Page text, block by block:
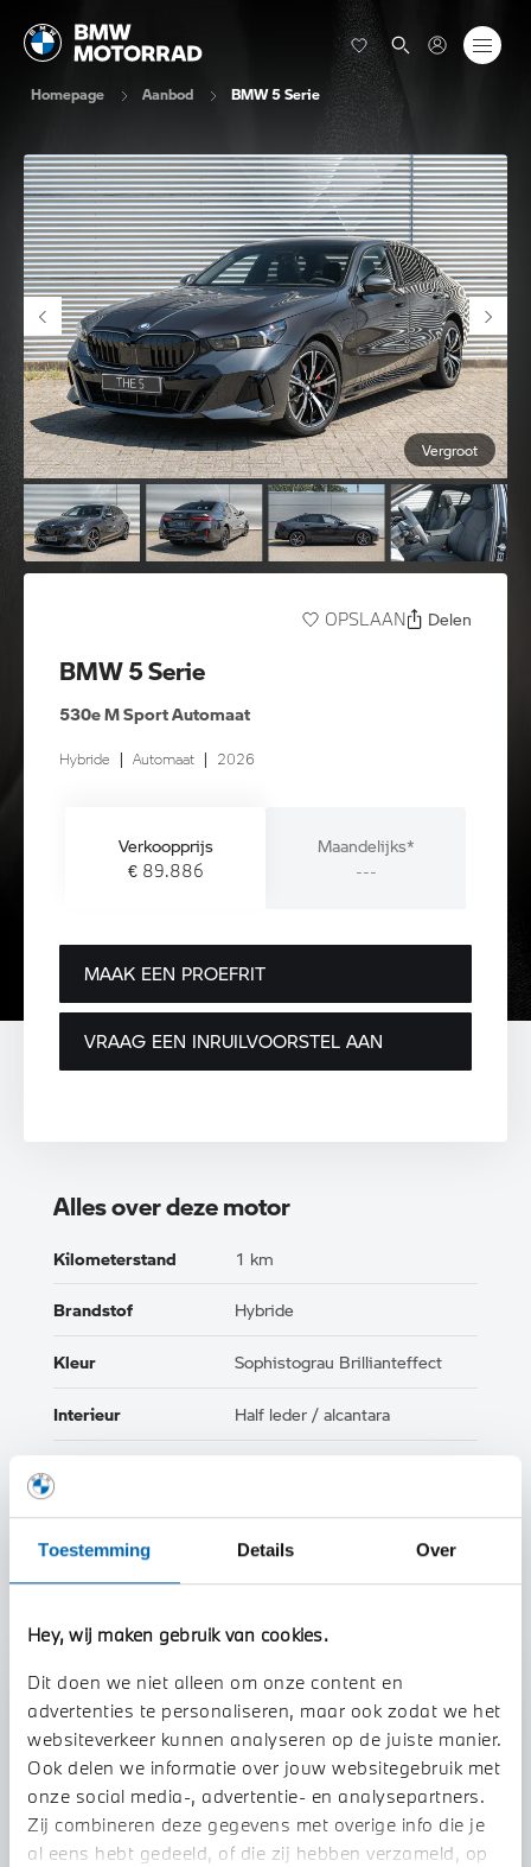
Toestemming Details Over
Hey, wij maken gebruik van cookies.
Dit doen we niet alleen om onze content en
advertenties te personaliseren, maar ook zodat we het
websiteverkeer kunnen analyseren op de juiste manier.
Ook delen we informatie over jouw websitegebruik met
onze social media-, advertentie- en analysepartners.
Zij combineren deze gegevens met overige info die je
al eens hebt gedeeld, of die zij hebben verzameld, op
Homepage Aanbod BMW 5 Serie
Vergroot
OPSLAAN Delen
BMW 5 Serie
530e M Sport Automaat
Hybride | Automaat | 2026
Verkoopprijs
€ 89.886
Maandelijks*
---
MAAK EEN PROEFRIT
VRAAG EEN INRUILVOORSTEL AAN
Stap 1 van 3
Uw auto inruilen?
Alles over deze motor
Kilometerstand 1 km
Brandstof Hybride
Kleur Sophistograu Brillianteffect
Interieur Half leder / alcantara
TOON ALLE EIGENSCHAPPEN